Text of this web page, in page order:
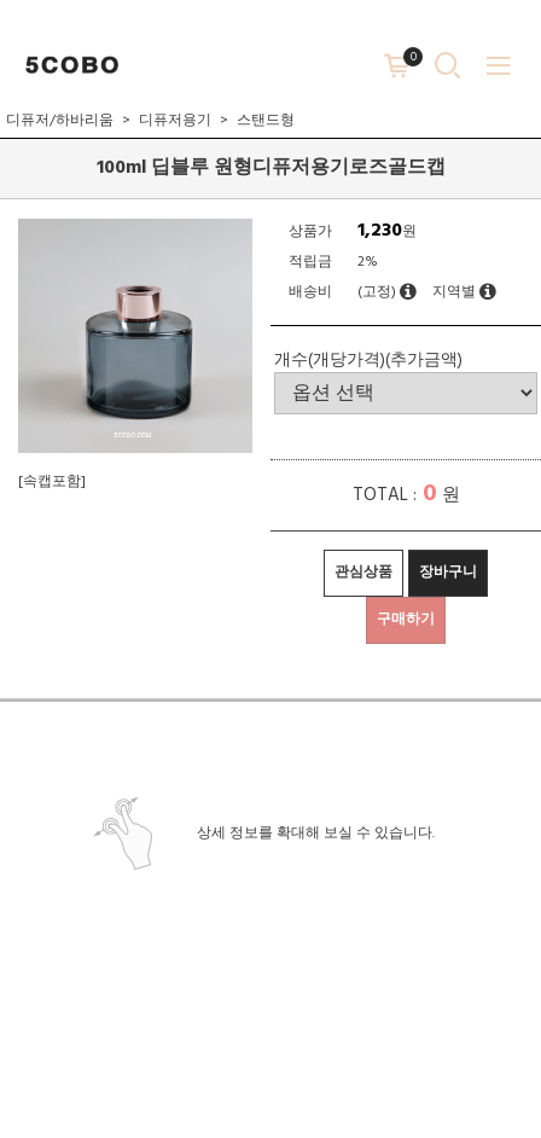
0
디퓨저/하바리움 디퓨저용기 스탠드형
100ml 딥블루 원형디퓨저용기로즈골드캡
[속캡포함]
상품가 1,230원
적립금
2%
배송비
(고정) 지역별
개수(개당가격)(추가금액)
TOTAL : 0 원
관심상품
장바구니
구매하기
상세 정보를 확대해 보실 수 있습니다.